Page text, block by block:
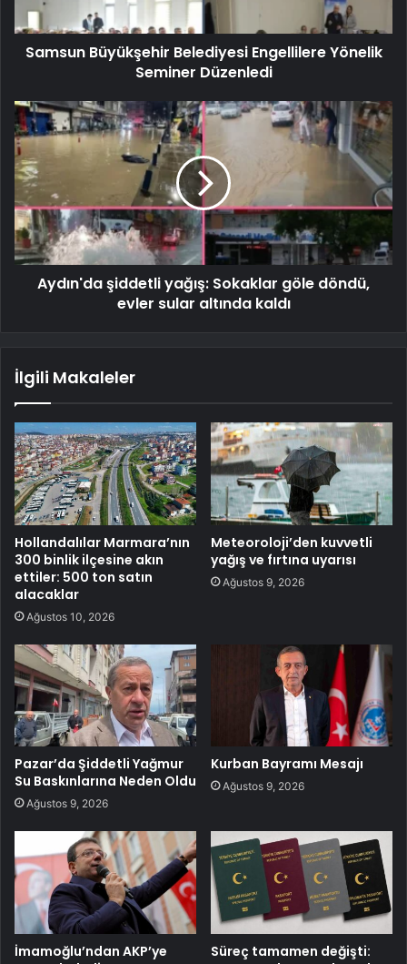
Samsun Büyükşehir Belediyesi Engellilere Yönelik
Seminer Düzenledi
Aydın'da şiddetli yağış: Sokaklar göle döndü,
evler sular altında kaldı
İlgili Makaleler
Hollandalılar Marmara’nın
300 binlik ilçesine akın
ettiler: 500 ton satın
alacaklar
Ağustos 10, 2026
Meteoroloji’den kuvvetli
yağış ve fırtına uyarısı
Ağustos 9, 2026
Pazar’da Şiddetli Yağmur
Su Baskınlarına Neden Oldu
Ağustos 9, 2026
Kurban Bayramı Mesajı
Ağustos 9, 2026
İmamoğlu’ndan AKP’ye
Süreç tamamen değişti: